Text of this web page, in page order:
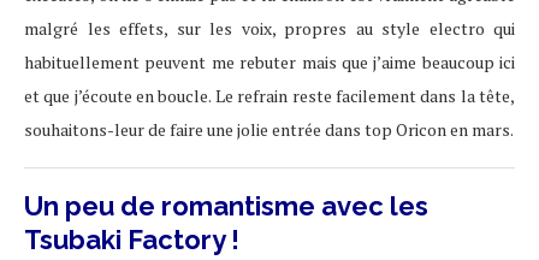
malgré les effets, sur les voix, propres au style electro qui
habituellement peuvent me rebuter mais que j’aime beaucoup ici
et que j’écoute en boucle. Le refrain reste facilement dans la tête,
souhaitons-leur de faire une jolie entrée dans top Oricon en mars.
Un peu de romantisme avec les
Tsubaki Factory !